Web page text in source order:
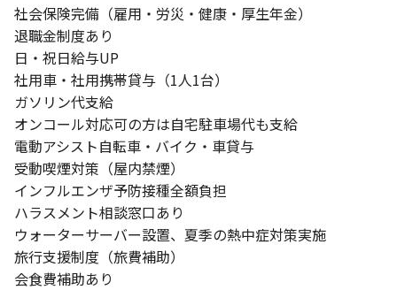
社会保険完備（雇用・労災・健康・厚生年金）
退職金制度あり
日・祝日給与UP
社用車・社用携帯貸与（1人1台）
ガソリン代支給
オンコール対応可の方は自宅駐車場代も支給
電動アシスト自転車・バイク・車貸与
受動喫煙対策（屋内禁煙）
インフルエンザ予防接種全額負担
ハラスメント相談窓口あり
ウォーターサーバー設置、夏季の熱中症対策実施
旅行支援制度（旅費補助）
会食費補助あり